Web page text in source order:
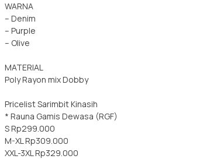
WARNA
– Denim
– Purple
– Olive
MATERIAL
Poly Rayon mix Dobby
Pricelist Sarimbit Kinasih
* Rauna Gamis Dewasa (RGF)
S Rp299.000
M-XL Rp309.000
XXL-3XL Rp329.000